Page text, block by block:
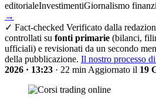
editorialeInvestimentiGiornalismo
→
✓ Fact-checked Verificato dalla
controllati su fonti primarie (bilanci,
ufficiali) e revisionati da un secondo
della pubblicazione. Il nostro processo
2026 · 13:23 · 22 min Aggiornato il 19